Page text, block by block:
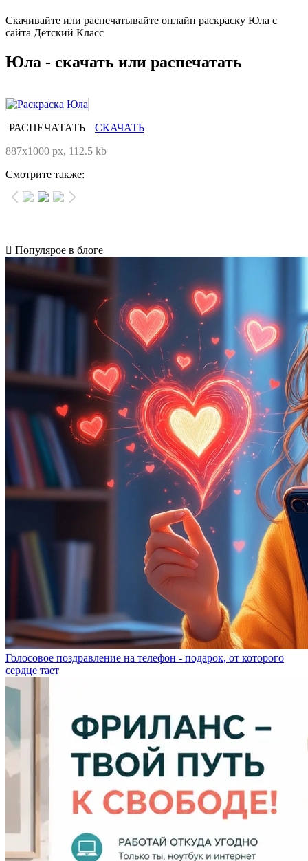
Скачивайте или распечатывайте онлайн раскраску Юла с
сайта Детский Класс
Юла - скачать или распечатать
РАСПЕЧАТАТЬ
СКАЧАТЬ
887x1000 px, 112.5 kb
Смотрите также:
Популярое в блоге
Голосовое поздравление на телефон - подарок, от которого
сердце тает